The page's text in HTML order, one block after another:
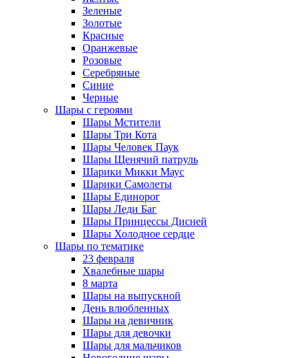
Зеленые
Золотые
Красные
Оранжевые
Розовые
Серебряные
Синие
Черные
Шары с героями
Шары Мстители
Шары Три Кота
Шары Человек Паук
Шары Щенячий патруль
Шарики Микки Маус
Шарики Самолеты
Шары Единорог
Шары Леди Баг
Шары Принцессы Дисней
Шары Холодное сердце
Шары по тематике
23 февраля
Хвалебные шары
8 марта
Шары на выпускной
День влюбленных
Шары на девичник
Шары для девочки
Шары для мальчиков